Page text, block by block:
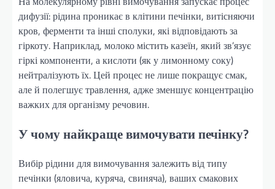
дифузії: рідина проникає в клітини печінки, витісняючи
кров, ферменти та інші сполуки, які відповідають за
гіркоту. Наприклад, молоко містить казеїн, який зв’язує
гіркі компоненти, а кислоти (як у лимонному соку)
нейтралізують їх. Цей процес не лише покращує смак,
але й полегшує травлення, адже зменшує концентрацію
важких для організму речовин.
У чому найкраще вимочувати печінку?
Вибір рідини для вимочування залежить від типу
печінки (яловича, куряча, свиняча), ваших смакових